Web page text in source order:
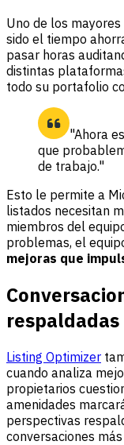
Uno de los
sido el tiempo
pasar horas
distintas
todo su portafolio
"Ahora
que
de trabajo."
Esto le permite a
listados necesitan
miembros del
problemas, el
mejoras que
Listing Optimizer
cuando analiza
propietarios
amenidades
perspectivas
conversaciones